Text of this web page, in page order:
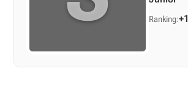
Ranking:+1